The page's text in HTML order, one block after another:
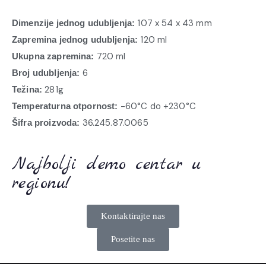
Dimenzije jednog udubljenja: 107 x 54 x 43 mm
Zapremina jednog udubljenja: 120 ml
Ukupna zapremina: 720 ml
Broj udubljenja: 6
Težina: 281g
Temperaturna otpornost: -60°C do +230°C
Šifra proizvoda: 36.245.87.0065
Najbolji demo centar u
regionu!
Kontaktirajte nas
Posetite nas